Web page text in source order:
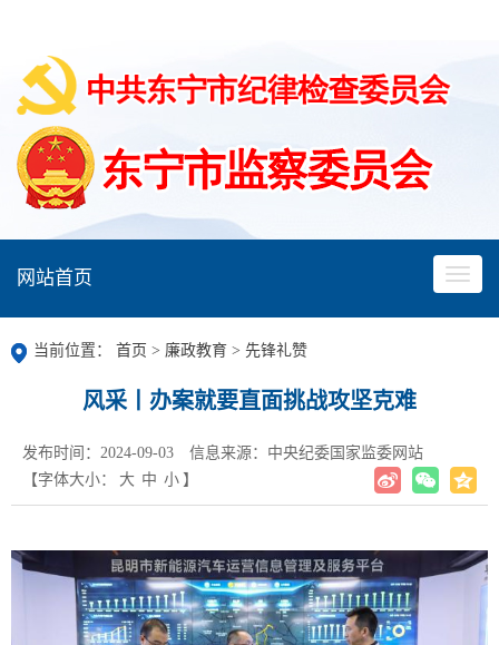
网站首页
当前位置： 首页 > 廉政教育 > 先锋礼赞
风采丨办案就要直面挑战攻坚克难
发布时间：2024-09-03
信息来源：中央纪委国家监委网站
【字体大小：
大 中 小 】